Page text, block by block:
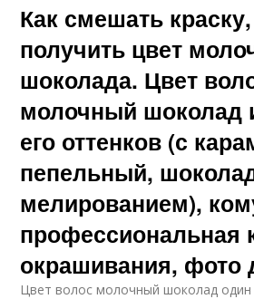
Как смешать
получить цвет
шоколада. Цвет
молочный шоколад
его оттенков (с
пепельный,
мелированием),
профессиональная
окрашивания, фото
Цвет волос молочный шоколад один